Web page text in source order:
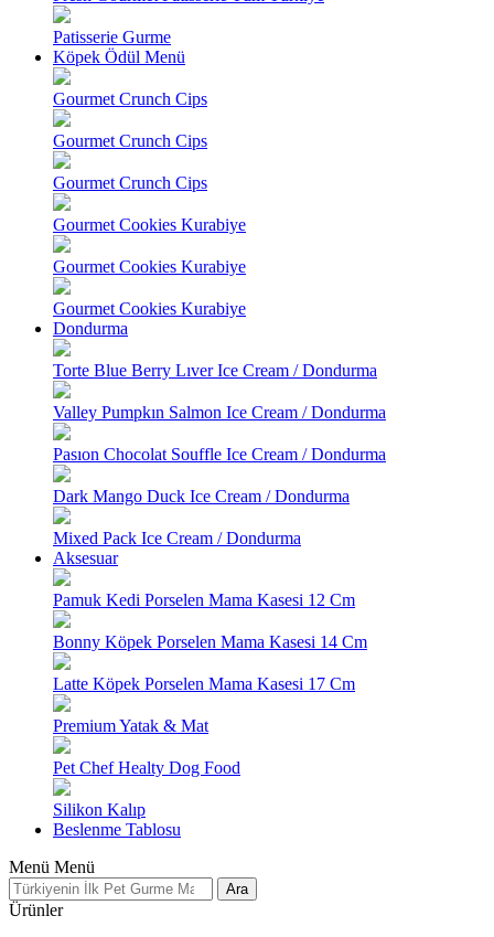
Patisserie Gurme
Köpek Ödül Menü
Gourmet Crunch Cips
Gourmet Crunch Cips
Gourmet Crunch Cips
Gourmet Cookies Kurabiye
Gourmet Cookies Kurabiye
Gourmet Cookies Kurabiye
Dondurma
Torte Blue Berry Lıver Ice Cream / Dondurma
Valley Pumpkın Salmon Ice Cream / Dondurma
Pasıon Chocolat Souffle Ice Cream / Dondurma
Dark Mango Duck Ice Cream / Dondurma
Mixed Pack Ice Cream / Dondurma
Aksesuar
Pamuk Kedi Porselen Mama Kasesi 12 Cm
Bonny Köpek Porselen Mama Kasesi 14 Cm
Latte Köpek Porselen Mama Kasesi 17 Cm
Premium Yatak & Mat
Pet Chef Healty Dog Food
Silikon Kalıp
Beslenme Tablosu
Menü Menü
Ara
Ürünler